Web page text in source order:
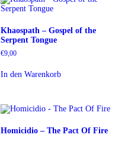
Khaospath – Gospel of the
Serpent Tongue
€9,00
In den Warenkorb
Homicidio – The Pact Of Fire